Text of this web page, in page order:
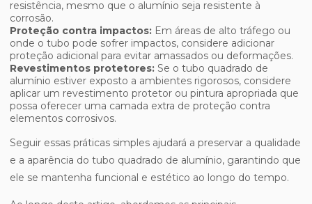
resistência, mesmo que o alumínio seja resistente à
corrosão.
Proteção contra impactos: Em áreas de alto tráfego ou
onde o tubo pode sofrer impactos, considere adicionar
proteção adicional para evitar amassados ou deformações.
Revestimentos protetores: Se o tubo quadrado de
alumínio estiver exposto a ambientes rigorosos, considere
aplicar um revestimento protetor ou pintura apropriada que
possa oferecer uma camada extra de proteção contra
elementos corrosivos.
Seguir essas práticas simples ajudará a preservar a qualidade
e a aparência do tubo quadrado de alumínio, garantindo que
ele se mantenha funcional e estético ao longo do tempo.